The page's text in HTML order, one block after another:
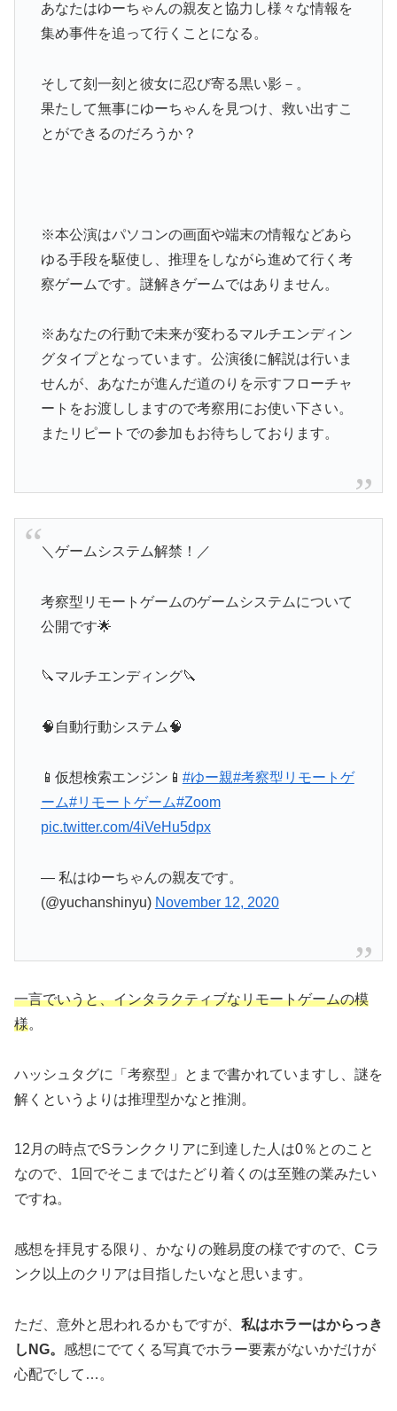
あなたはゆーちゃんの親友と協力し様々な情報を
集め事件を追って行くことになる。
そして刻一刻と彼女に忍び寄る黒い影－。
果たして無事にゆーちゃんを見つけ、救い出すこ
とができるのだろうか？
※本公演はパソコンの画面や端末の情報などあら
ゆる手段を駆使し、推理をしながら進めて行く考
察ゲームです。謎解きゲームではありません。
※あなたの行動で未来が変わるマルチエンディン
グタイプとなっています。公演後に解説は行いま
せんが、あなたが進んだ道のりを示すフローチャ
ートをお渡ししますので考察用にお使い下さい。
またリピートでの参加もお待ちしております。
＼ゲームシステム解禁！／
考察型リモートゲームのゲームシステムについて
公開です🌟
🔪マルチエンディング🔪
🧠自動行動システム🧠
📱仮想検索エンジン📱 #ゆー親#考察型リモートゲ
ーム#リモートゲーム#Zoom
pic.twitter.com/4iVeHu5dpx
— 私はゆーちゃんの親友です。
(@yuchanshinyu) November 12, 2020
一言でいうと、インタラクティブなリモートゲームの模
様。
ハッシュタグに「考察型」とまで書かれていますし、謎を
解くというよりは推理型かなと推測。
12月の時点でSランククリアに到達した人は0％とのこと
なので、1回でそこまではたどり着くのは至難の業みたい
ですね。
感想を拝見する限り、かなりの難易度の様ですので、Cラ
ンク以上のクリアは目指したいなと思います。
ただ、意外と思われるかもですが、 私はホラーはからっき
しNG。 感想にでてくる写真でホラー要素がないかだけが
心配でして…。